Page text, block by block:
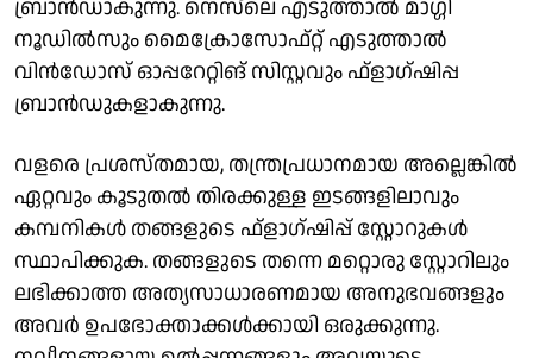
ബ്രാന്‍ഡാകുന്നു. നെസ്‌ലെ എടുത്താല്‍ മാഗ്ഗി
നൂഡില്‍സും മൈക്രോസോഫ്റ്റ് എടുത്താല്‍
വിന്‍ഡോസ് ഓപ്പറേറ്റിങ് സിസ്റ്റവും ഫ്‌ളാഗ്ഷിപ്പ
ബ്രാന്‍ഡുകളാകുന്നു.
വളരെ പ്രശസ്തമായ, തന്ത്രപ്രധാനമായ അല്ലെങ്കില്‍
ഏറ്റവും കൂടുതല്‍ തിരക്കുള്ള ഇടങ്ങളിലാവും
കമ്പനികള്‍ തങ്ങളുടെ ഫ്‌ളാഗ്ഷിപ്പ് സ്റ്റോറുകള്‍
സ്ഥാപിക്കുക. തങ്ങളുടെ തന്നെ മറ്റൊരു സ്റ്റോറിലും
ലഭിക്കാത്ത അത്യസാധാരണമായ അനുഭവങ്ങളും
അവര്‍ ഉപഭോക്താക്കള്‍ക്കായി ഒരുക്കുന്നു.